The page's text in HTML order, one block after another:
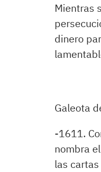
Mientras
dinero
Galeota
-1611.
nombra
las